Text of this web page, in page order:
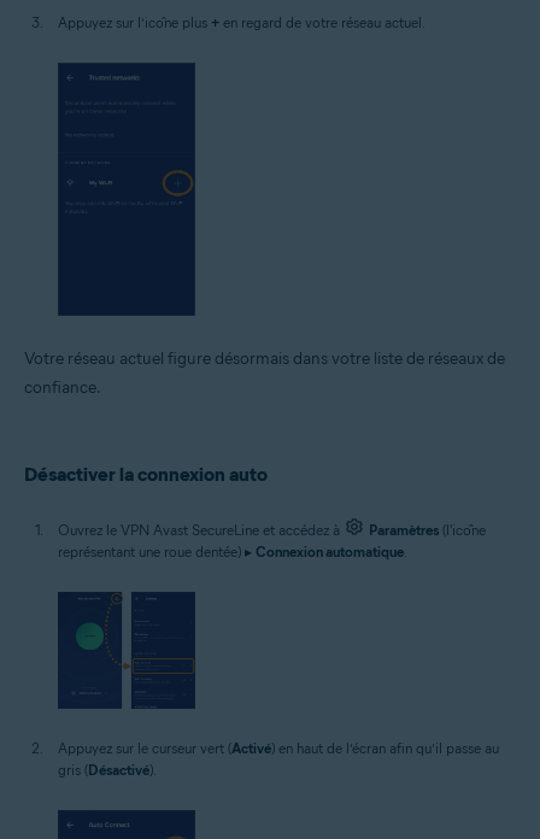
Appuyez sur l’icône plus + en regard de votre réseau actuel.
Votre réseau actuel figure désormais dans votre liste de réseaux de
confiance.
Désactiver la connexion auto
Ouvrez le VPN Avast SecureLine et accédez à Paramètres (l'icône
représentant une roue dentée) ▸ Connexion automatique
Appuyez sur le curseur vert (Activé) en haut de l’écran afin qu’il passe au
gris (Désactivé).